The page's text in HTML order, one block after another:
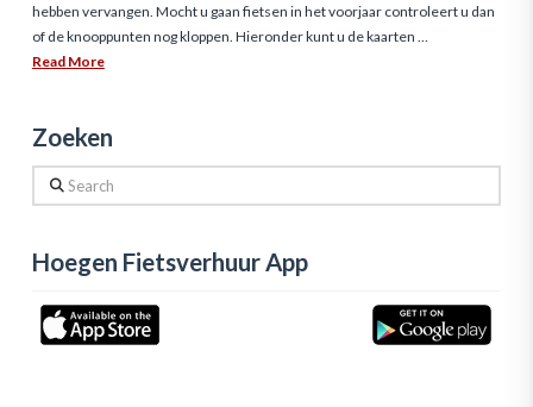
hebben vervangen. Mocht u gaan fietsen in het voorjaar controleert u dan
of de knooppunten nog kloppen. Hieronder kunt u de kaarten …
Read More
Zoeken
Search
Hoegen Fietsverhuur App